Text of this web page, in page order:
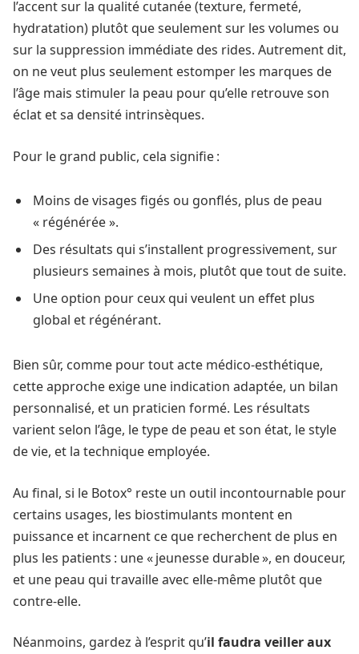
l’accent sur la qualité cutanée (texture, fermeté,
hydratation) plutôt que seulement sur les volumes ou
sur la suppression immédiate des rides. Autrement dit,
on ne veut plus seulement estomper les marques de
l’âge mais stimuler la peau pour qu’elle retrouve son
éclat et sa densité intrinsèques.
Pour le grand public, cela signifie :
Moins de visages figés ou gonflés, plus de peau
« régénérée ».
Des résultats qui s’installent progressivement, sur
plusieurs semaines à mois, plutôt que tout de suite.
Une option pour ceux qui veulent un effet plus
global et régénérant.
Bien sûr, comme pour tout acte médico‑esthétique,
cette approche exige une indication adaptée, un bilan
personnalisé, et un praticien formé. Les résultats
varient selon l’âge, le type de peau et son état, le style
de vie, et la technique employée.
Au final, si le Botox° reste un outil incontournable pour
certains usages, les biostimulants montent en
puissance et incarnent ce que recherchent de plus en
plus les patients : une « jeunesse durable », en douceur,
et une peau qui travaille avec elle-même plutôt que
contre‑elle.
Néanmoins, gardez à l’esprit qu’il faudra veiller aux